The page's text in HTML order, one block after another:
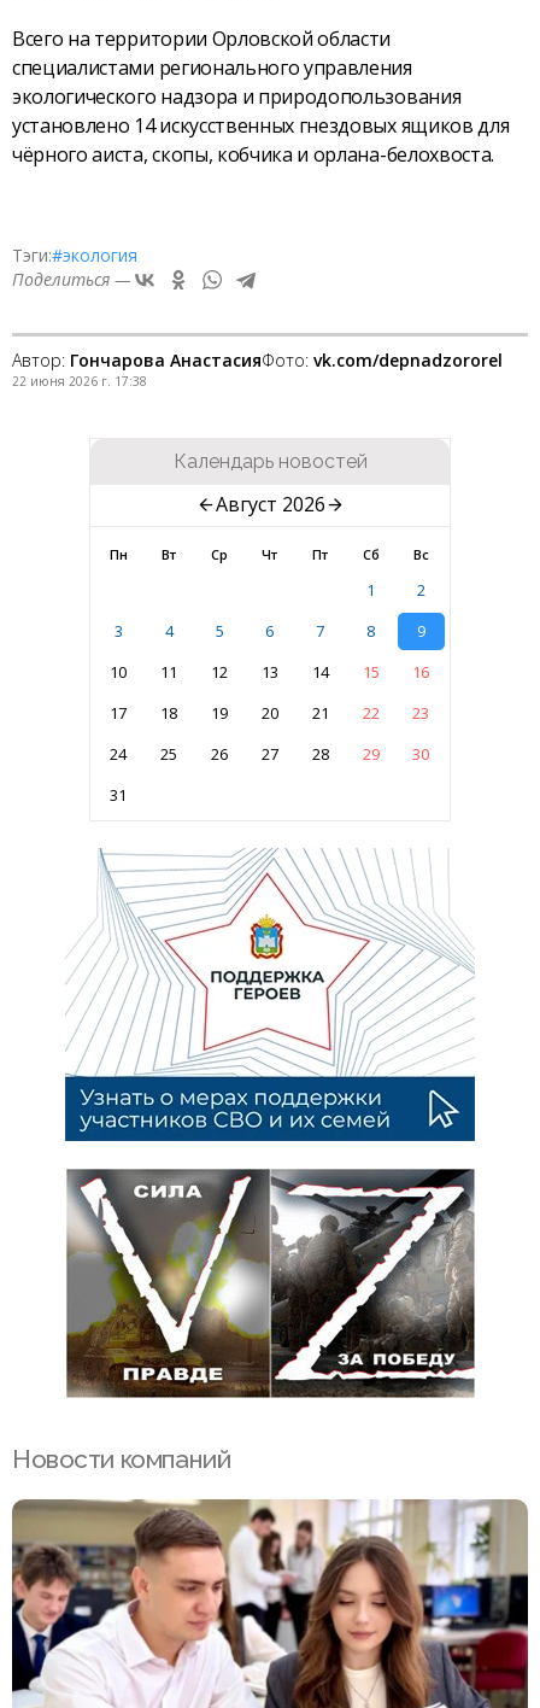
Всего на территории Орловской области
специалистами регионального управления
экологического надзора и природопользования
установлено 14 искусственных гнездовых ящиков для
чёрного аиста, скопы, кобчика и орлана-белохвоста.
Тэги:#экология
Поделиться —
Автор: Гончарова АнастасияФото: vk.com/depnadzororel
22 июня 2026 г. 17:38
Календарь новостей
Август 2026
Пн Вт Ср Чт Пт Сб Вс
1
2
3
4 5 6 7 8
9
10
11 12 13 14 15
16
17
18 19 20 21 22
23
24
25 26 27 28 29
30
31
Новости компаний